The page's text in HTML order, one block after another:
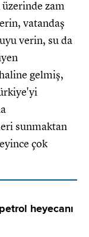
zam
vatandaş
verin, su da
gelmiş,
sunmaktan
çok
heyecanı